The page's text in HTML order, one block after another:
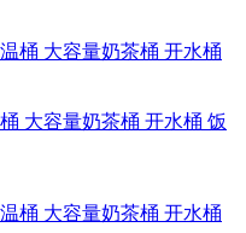
大容量奶茶桶 开水桶 饭